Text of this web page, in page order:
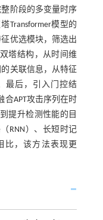
阶段的多变量时序
Transformer模型的
优选模块，筛选出
塔结构，从时间维
关联信息，从特征
最后，引入门控结
APT攻击序列在时
提升检测性能的目
RNN）、长短时记
比，该方法表现更